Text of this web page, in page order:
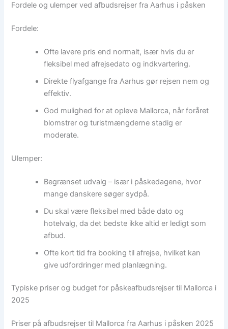
Fordele og ulemper ved afbudsrejser fra Aarhus i påsken
Fordele:
Ofte lavere pris end normalt, især hvis du er
fleksibel med afrejsedato og indkvartering.
Direkte flyafgange fra Aarhus gør rejsen nem og
effektiv.
God mulighed for at opleve Mallorca, når foråret
blomstrer og turistmængderne stadig er
moderate.
Ulemper:
Begrænset udvalg – især i påskedagene, hvor
mange danskere søger sydpå.
Du skal være fleksibel med både dato og
hotelvalg, da det bedste ikke altid er ledigt som
afbud.
Ofte kort tid fra booking til afrejse, hvilket kan
give udfordringer med planlægning.
Typiske priser og budget for påskeafbudsrejser til Mallorca i
2025
Priser på afbudsrejser til Mallorca fra Aarhus i påsken 2025